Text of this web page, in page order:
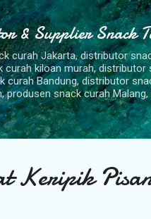
Langsung ke konten utama
& Supplier Snack
curah Jakarta, distributor
kiloan murah,
curah Bandung, distributor
snack curah
Keripik